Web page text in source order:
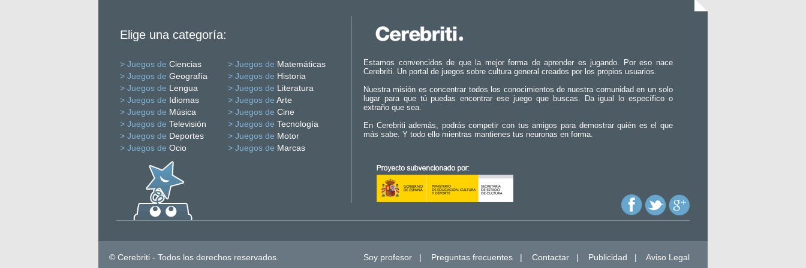
Elige una categoría:
> Juegos de Ciencias > Juegos de Matemáticas
> Juegos de Geografía > Juegos de Historia
> Juegos de Lengua > Juegos de Literatura
> Juegos de Idiomas > Juegos de Arte
> Juegos de Música > Juegos de Cine
> Juegos de Televisión > Juegos de Tecnología
> Juegos de Deportes > Juegos de Motor
> Juegos de Ocio > Juegos de Marcas
Estamos convencidos de que la mejor forma de aprender es jugando. Por eso nace
Cerebriti. Un portal de juegos sobre cultura general creados por los propios usuarios.
Nuestra misión es concentrar todos los conocimientos de nuestra comunidad en un solo
lugar para que tú puedas encontrar ese juego que buscas. Da igual lo específico o
extraño que sea.
En Cerebriti además, podrás competir con tus amigos para demostrar quién es el que
más sabe. Y todo ello mientras mantienes tus neuronas en forma.
© Cerebriti - Todos los derechos reservados. Soy profesor | Preguntas frecuentes | Contactar | Publicidad | Aviso Legal